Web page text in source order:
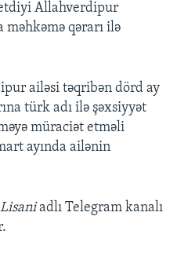
Allahverdipur
məhkəmə qərarı ilə
ailəsi təqribən dörd ay
türk adı ilə şəxsiyyət
müraciət etməli
ayında ailənin
adlı Telegram kanalı